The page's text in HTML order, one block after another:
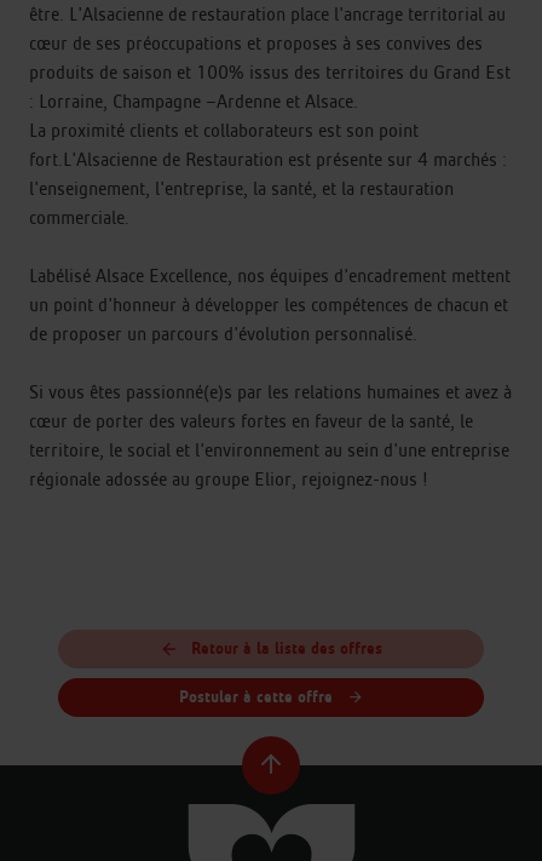
être. L'Alsacienne de restauration place l'ancrage territorial au
cœur de ses préoccupations et proposes à ses convives des
produits de saison et 100% issus des territoires du Grand Est
: Lorraine, Champagne –Ardenne et Alsace.
La proximité clients et collaborateurs est son point
fort.L'Alsacienne de Restauration est présente sur 4 marchés :
l'enseignement, l'entreprise, la santé, et la restauration
commerciale.
Labélisé Alsace Excellence, nos équipes d'encadrement mettent
un point d'honneur à développer les compétences de chacun et
de proposer un parcours d'évolution personnalisé.
Si vous êtes passionné(e)s par les relations humaines et avez à
cœur de porter des valeurs fortes en faveur de la santé, le
territoire, le social et l'environnement au sein d'une entreprise
régionale adossée au groupe Elior, rejoignez-nous !
Retour à la liste des offres
Postuler à cette offre